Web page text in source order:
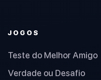
JOGOS
Teste do Melhor Amigo
Verdade ou Desafio